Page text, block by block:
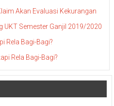
Akan Evaluasi Kekurangan
UKT Semester Ganjil 2019/2020
Rela Bagi-Bagi?
Rela Bagi-Bagi?